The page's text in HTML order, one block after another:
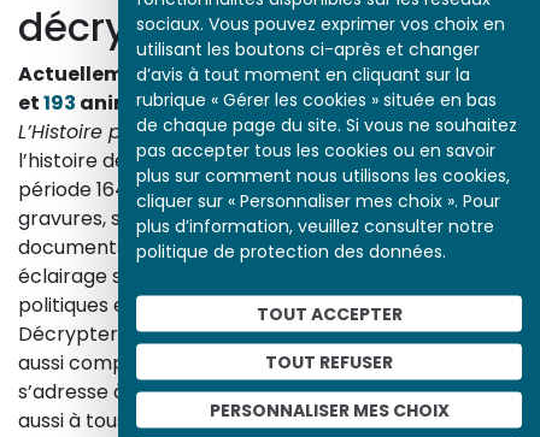
sociaux. Vous pouvez exprimer vos choix en
utilisant les boutons ci-après et changer
d’avis à tout moment en cliquant sur la
rubrique « Gérer les cookies » située en bas
de chaque page du site. Si vous ne souhaitez
pas accepter tous les cookies ou en savoir
plus sur comment nous utilisons les cookies,
cliquer sur « Personnaliser mes choix ». Pour
plus d’information, veuillez consulter notre
politique de protection des données.
TOUT ACCEPTER
TOUT REFUSER
PERSONNALISER MES CHOIX
décrypte l’histoire
Actuellement en ligne3153œuvres,1748études
et193 animations.
L’Histoire par l’imageexplore les événements de
l’histoire de France et les évolutions majeures de la
période 1643-1945. À travers des peintures, dessins,
gravures, sculptures, photographies, affiches,
documents d’archives, nos études proposent un
éclairage sur les réalités sociales, économiques,
politiques et culturelles d’une époque.
Décrypter les images et les événements d’hier, c’est
aussi comprendre ceux d’aujourd’hui. Un site qui
s’adresse à tous, famille, enseignants, élèves… mais
aussi à tous les curieux, amateurs d’art et d’histoire.